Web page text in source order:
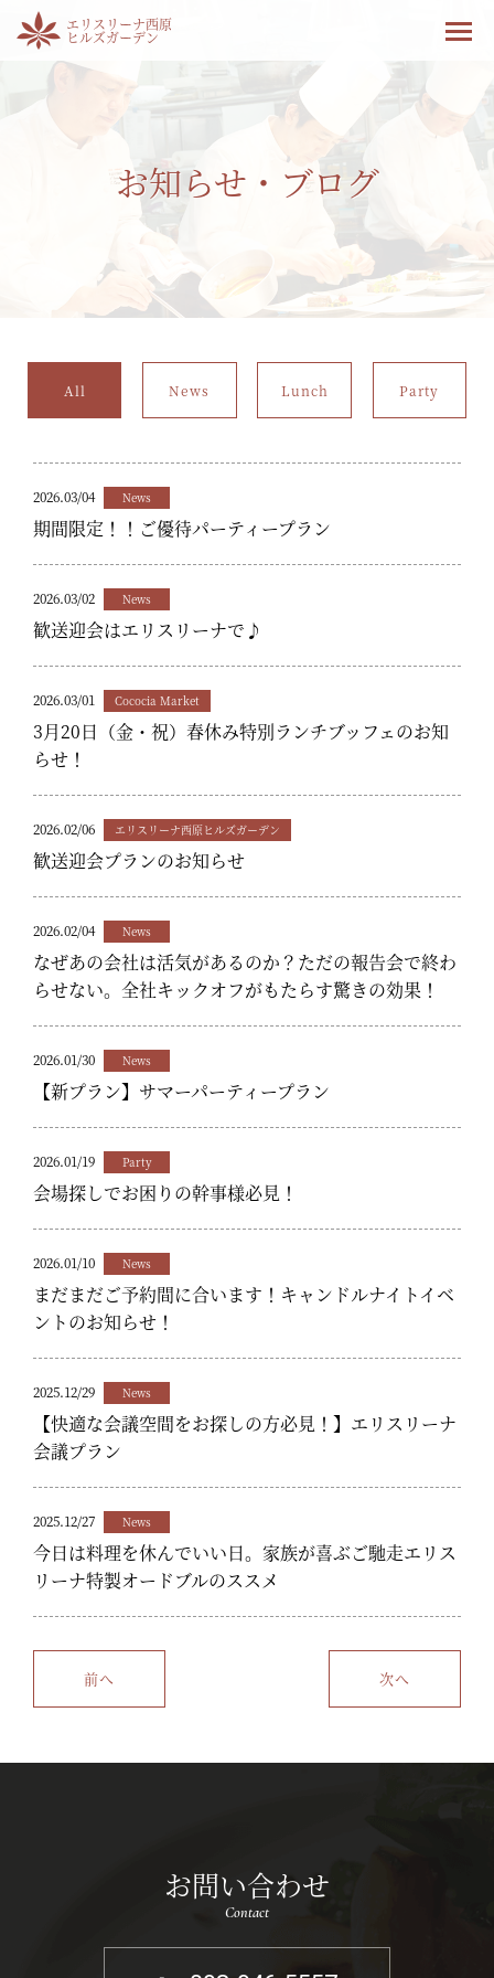
エリスリーナ西原
ヒルズガーデン
お知らせ・ブログ
All News Lunch Party
期間限定！！ご優待パーティープラン
2026.03/04 News
歓送迎会はエリスリーナで♪
2026.03/02 News
3月20日（金・祝）春休み特別ランチブッフェのお知
らせ！
2026.03/01 Cococia Market
歓送迎会プランのお知らせ
2026.02/06 エリスリーナ西原ヒルズガーデン
なぜあの会社は活気があるのか？ただの報告会で終わ
らせない。全社キックオフがもたらす驚きの効果！
2026.02/04 News
【新プラン】サマーパーティープラン
2026.01/30 News
会場探しでお困りの幹事様必見！
2026.01/19 Party
まだまだご予約間に合います！キャンドルナイトイベ
ントのお知らせ！
2026.01/10 News
【快適な会議空間をお探しの方必見！】エリスリーナ
会議プラン
2025.12/29 News
今日は料理を休んでいい日。家族が喜ぶご馳走エリス
リーナ特製オードブルのススメ
2025.12/27 News
前へ 次へ
お問い合わせ
Contact